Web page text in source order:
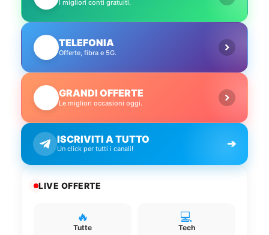
I migliori conti gratuiti.
TELEFONIA
Offerte, fibra e 5G.
GRANDI OFFERTE
Le migliori occasioni oggi.
ISCRIVITI A TUTTO
Un click per tutti i canali! ➔
LIVE OFFERTE
🔥
Tutte
💻
Tech